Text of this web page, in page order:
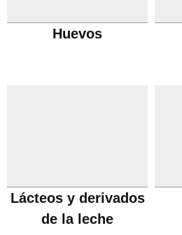
Huevos
Lácteos y derivados
de la leche